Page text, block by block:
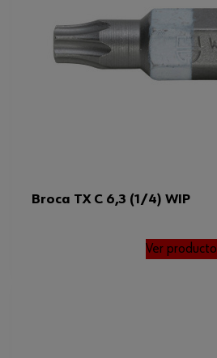
Broca TX C 6,3 (1/4) WIP
Ver producto